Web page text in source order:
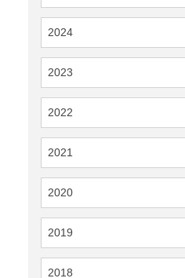
2024
2023
2022
2021
2020
2019
2018